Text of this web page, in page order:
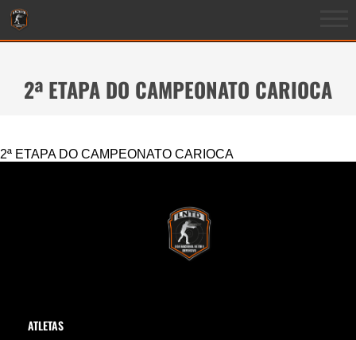
2ª ETAPA DO CAMPEONATO CARIOCA
2ª ETAPA DO CAMPEONATO CARIOCA
ATLETAS